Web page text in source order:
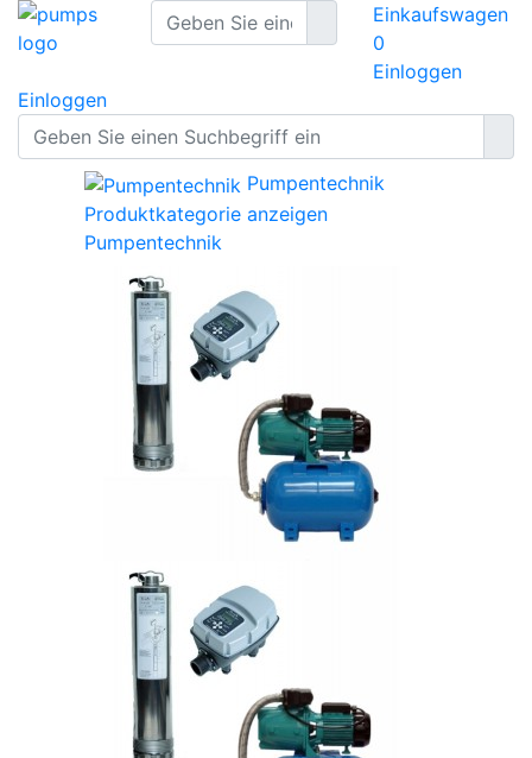
Einkaufswagen
0
Einloggen
Einloggen
Pumpentechnik
Produktkategorie anzeigen
Pumpentechnik